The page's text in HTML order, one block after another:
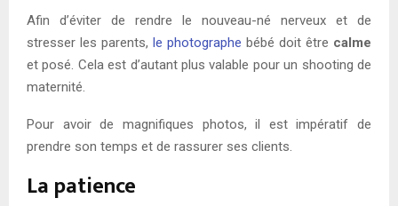
Afin d’éviter de rendre le nouveau-né nerveux et de
stresser les parents, le photographe bébé doit être calme
et posé. Cela est d’autant plus valable pour un shooting de
maternité.
Pour avoir de magnifiques photos, il est impératif de
prendre son temps et de rassurer ses clients.
La patience